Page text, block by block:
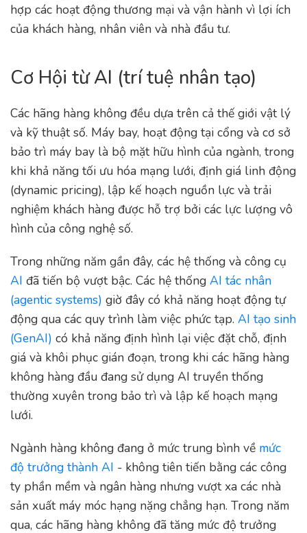
hợp các hoạt động thương mại và vận hành vì lợi ích
của khách hàng, nhân viên và nhà đầu tư.
Cơ Hội từ AI (trí tuệ nhân tạo)
Các hãng hàng không đều dựa trên cả thế giới vật lý
và kỹ thuật số. Máy bay, hoạt động tại cổng và cơ sở
bảo trì máy bay là bộ mặt hữu hình của ngành, trong
khi khả năng tối ưu hóa mạng lưới, định giá linh động
(dynamic pricing), lập kế hoạch nguồn lực và trải
nghiệm khách hàng được hỗ trợ bởi các lực lượng vô
hình của công nghệ số.
Trong những năm gần đây, các hệ thống và công cụ
AI đã tiến bộ vượt bậc. Các hệ thống AI tác nhân
(agentic systems) giờ đây có khả năng hoạt động tự
động qua các quy trình làm việc phức tạp. AI tạo sinh
(GenAI) có khả năng định hình lại việc đặt chỗ, định
giá và khôi phục gián đoạn, trong khi các hãng hàng
không hàng đầu đang sử dụng AI truyền thống
thường xuyên trong bảo trì và lập kế hoạch mạng
lưới.
Ngành hàng không đang ở mức trung bình về mức
độ trưởng thành AI - không tiên tiến bằng các công
ty phần mềm và ngân hàng nhưng vượt xa các nhà
sản xuất máy móc hạng nặng chẳng hạn. Trong năm
qua, các hãng hàng không đã tăng mức độ trưởng